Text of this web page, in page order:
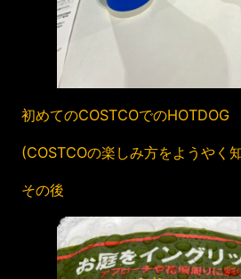
初めてのCOSTCOでのHOTDOG
(COSTCOの楽しみ方をようやく
その後